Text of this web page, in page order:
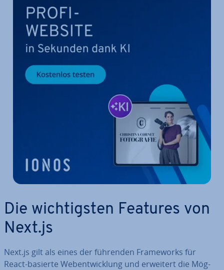
Die wich­tigs­ten Features von
Next.js
Next.js gilt als eines der führenden Frame­works für
React-basierte Web­ent­wick­lung und erweitert die Mög­